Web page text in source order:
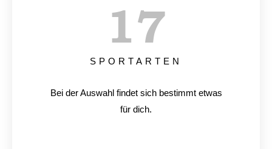
SPORTARTEN
17
Bei der Auswahl findet sich bestimmt etwas
für dich.